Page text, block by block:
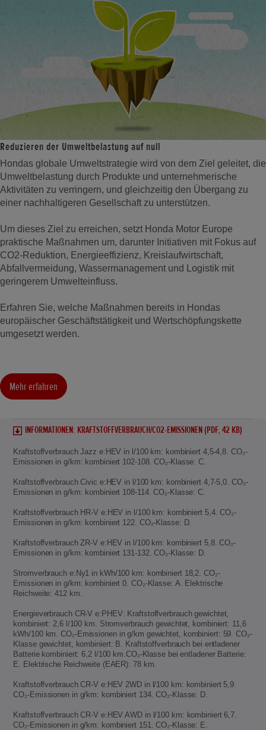
Reduzieren der Umweltbelastung auf null
Hondas globale Umweltstrategie wird von dem Ziel geleitet, die
Umweltbelastung durch Produkte und unternehmerische
Aktivitäten zu verringern, und gleichzeitig den Übergang zu
einer nachhaltigeren Gesellschaft zu unterstützen.
Um dieses Ziel zu erreichen, setzt Honda Motor Europe
praktische Maßnahmen um, darunter Initiativen mit Fokus auf
CO2-Reduktion, Energieeffizienz, Kreislaufwirtschaft,
Abfallvermeidung, Wassermanagement und Logistik mit
geringerem Umwelteinfluss.
Erfahren Sie, welche Maßnahmen bereits in Hondas
europäischer Geschäftstätigkeit und Wertschöpfungskette
umgesetzt werden.
Mehr erfahren
INFORMATIONEN: KRAFTSTOFFVERBRAUCH/CO2-EMISSIONEN (PDF, 42 KB)
Kraftstoffverbrauch Jazz e:HEV in l/100 km: kombiniert 4,5-4,8. CO₂-
Emissionen in g/km: kombiniert 102-108. CO₂-Klasse: C.
Kraftstoffverbrauch Civic e:HEV in l/100 km: kombiniert 4,7-5,0. CO₂-
Emissionen in g/km: kombiniert 108-114. CO₂-Klasse: C.
Kraftstoffverbrauch HR-V e:HEV in l/100 km: kombiniert 5,4. CO₂-
Emissionen in g/km: kombiniert 122. CO₂-Klasse: D.
Kraftstoffverbrauch ZR-V e:HEV in l/100 km: kombiniert 5,8. CO₂-
Emissionen in g/km: kombiniert 131-132. CO₂-Klasse: D.
Stromverbrauch e:Ny1 in kWh/100 km: kombiniert 18,2. CO₂-
Emissionen in g/km: kombiniert 0. CO₂-Klasse: A. Elektrische
Reichweite: 412 km.
Energieverbrauch CR-V e:PHEV: Kraftstoffverbrauch gewichtet,
kombiniert: 2,6 l/100 km. Stromverbrauch gewichtet, kombiniert: 11,6
kWh/100 km. CO₂-Emissionen in g/km gewichtet, kombiniert: 59. CO₂-
Klasse gewichtet, kombiniert: B. Kraftstoffverbrauch bei entladener
Batterie kombiniert: 6,2 l/100 km.CO₂-Klasse bei entladener Batterie:
E. Elektrische Reichweite (EAER): 78 km.
Kraftstoffverbrauch CR-V e:HEV 2WD in l/100 km: kombiniert 5,9.
CO₂-Emissionen in g/km: kombiniert 134. CO₂-Klasse: D.
Kraftstoffverbrauch CR-V e:HEV AWD in l/100 km: kombiniert 6,7.
CO₂-Emissionen in g/km: kombiniert 151. CO₂-Klasse: E.